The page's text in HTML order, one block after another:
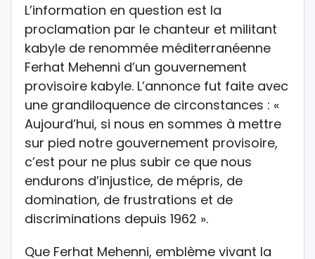
L’information en question est la
proclamation par le chanteur et militant
kabyle de renommée méditerranéenne
Ferhat Mehenni d’un gouvernement
provisoire kabyle. L’annonce fut faite avec
une grandiloquence de circonstances : «
Aujourd’hui, si nous en sommes à mettre
sur pied notre gouvernement provisoire,
c’est pour ne plus subir ce que nous
endurons d’injustice, de mépris, de
domination, de frustrations et de
discriminations depuis 1962 ».
Que Ferhat Mehenni, emblème vivant la